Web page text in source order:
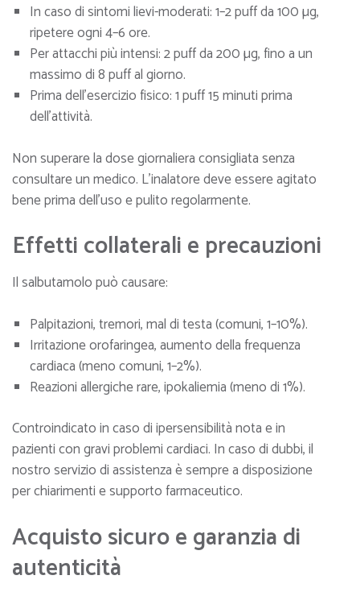
In caso di sintomi lievi-moderati: 1–2 puff da 100 µg,
ripetere ogni 4–6 ore.
Per attacchi più intensi: 2 puff da 200 µg, fino a un
massimo di 8 puff al giorno.
Prima dell’esercizio fisico: 1 puff 15 minuti prima
dell’attività.
Non superare la dose giornaliera consigliata senza
consultare un medico. L’inalatore deve essere agitato
bene prima dell’uso e pulito regolarmente.
Effetti collaterali e precauzioni
Il salbutamolo può causare:
Palpitazioni, tremori, mal di testa (comuni, 1–10%).
Irritazione orofaringea, aumento della frequenza
cardiaca (meno comuni, 1–2%).
Reazioni allergiche rare, ipokaliemia (meno di 1%).
Controindicato in caso di ipersensibilità nota e in
pazienti con gravi problemi cardiaci. In caso di dubbi, il
nostro servizio di assistenza è sempre a disposizione
per chiarimenti e supporto farmaceutico.
Acquisto sicuro e garanzia di
autenticità